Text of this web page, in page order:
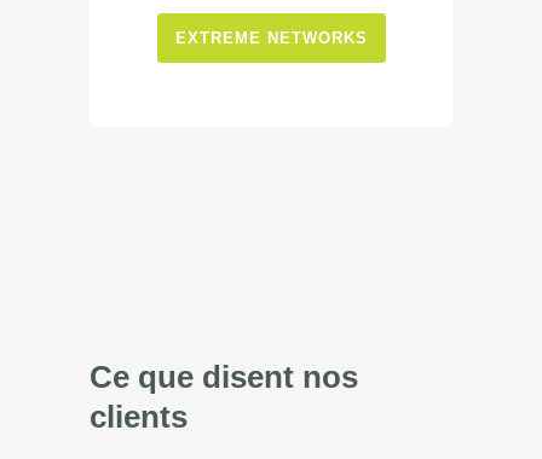
EXTREME NETWORKS
Ce que disent nos
clients